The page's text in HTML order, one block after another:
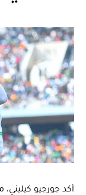
أكد جورجيو